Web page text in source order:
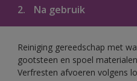
2. Na gebruik
Reiniging gereedschap met
gootsteen en spoel
Verfresten afvoeren volgens